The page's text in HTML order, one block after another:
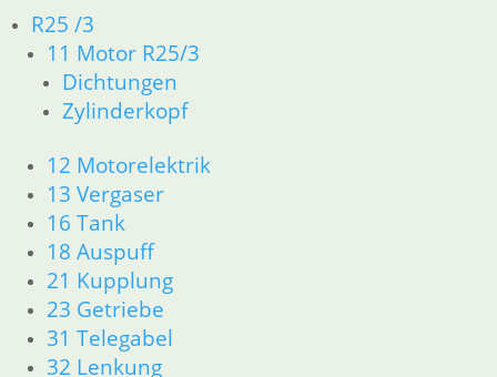
R25 /3
11 Motor R25/3
Dichtungen
Zylinderkopf
12 Motorelektrik
13 Vergaser
16 Tank
18 Auspuff
21 Kupplung
23 Getriebe
31 Telegabel
32 Lenkung
23,50€
Artikelnummer: 1236613
inkl. MwSt.
zzgl.Versandkosten
Kupplungszug normal Lenker
33,80€
Artikelnummer: 2324957
inkl. MwSt.
zzgl.Versandkosten
In den Warenkorb